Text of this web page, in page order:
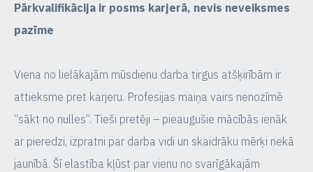
Pārkvalifikācija ir posms karjerā, nevis neveiksmes
pazīme
Viena no lielākajām mūsdienu darba tirgus atšķirībām ir
attieksme pret karjeru. Profesijas maiņa vairs nenozīmē
“sākt no nulles”. Tieši pretēji – pieaugušie mācībās ienāk
ar pieredzi, izpratni par darba vidi un skaidrāku mērķi nekā
jaunībā. Šī elastība kļūst par vienu no svarīgākajām